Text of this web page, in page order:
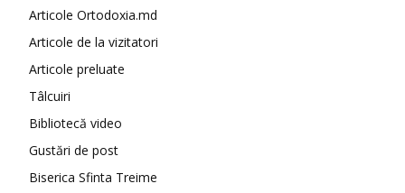
Articole Ortodoxia.md
Articole de la vizitatori
Articole preluate
Tâlcuiri
Bibliotecă video
Gustări de post
Biserica Sfinta Treime